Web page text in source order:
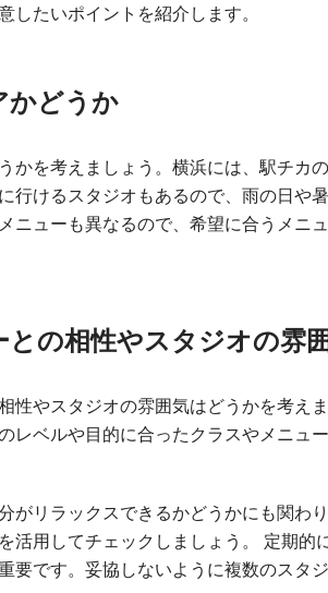
したいポイントを紹介します。
かどうか
かを考えましょう。横浜には、駅チカ
行けるスタジオもあるので、雨の日や
ニューも異なるので、希望に合うメニ
の相性やスタジオの雰
性やスタジオの雰囲気はどうかを考え
レベルや目的に合ったクラスやメニュ
がリラックスできるかどうかにも関わ
活用してチェックしましょう。 定期
要です。妥協しないように複数のスタ